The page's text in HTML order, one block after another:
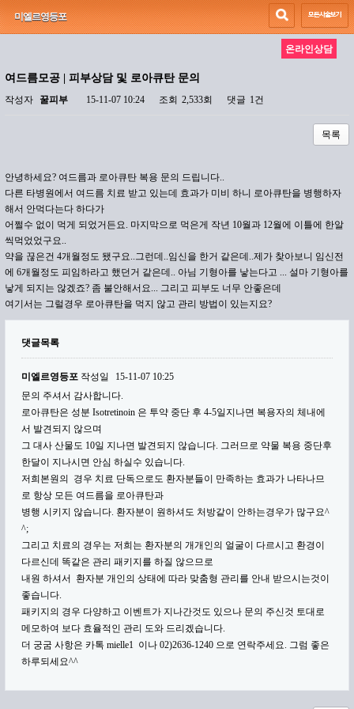
미엘르영등포
온라인상담
여드름모공 | 피부상담 및 로아큐탄 문의
작성자 꿀피부 15-11-07 10:24 조회 2,533회 댓글 1건
목록
안녕하세요? 여드름과 로아큐탄 복용 문의 드립니다..
다른 타병원에서 여드름 치료 받고 있는데 효과가 미비 하니 로아큐탄을 병행하자
해서 안먹다는다 하다가
어쩔수 없이 먹게 되었거든요. 마지막으로 먹은게 작년 10월과 12월에 이틀에 한알
씩먹었었구요..
약을 끊은건 4개월정도 됐구요..그런데..임신을 한거 같은데..제가 찾아보니 임신전
에 6개월정도 피임하라고 했던거 같은데.. 아님 기형아를 낳는다고 ... 설마 기형아를
낳게 되지는 않겠죠? 좀 불안해서요... 그리고 피부도 너무 안좋은데
여기서는 그럴경우 로아큐탄을 먹지 않고 관리 방법이 있는지요?
댓글목록
미엘르영등포 작성일
15-11-07 10:25
문의 주셔서 감사합니다.
로아큐탄은 성분 Isotretinoin 은 투약 중단 후 4-5일지나면 복용자의 체내에
서 발견되지 않으며
그 대사 산물도 10일 지나면 발견되지 않습니다. 그러므로 약물 복용 중단후
한달이 지나시면 안심 하실수 있습니다.
저희본원의 경우 치료 단독으로도 환자분들이 만족하는 효과가 나타나므
로 항상 모든 여드름을 로아큐탄과
병행 시키지 않습니다. 환자분이 원하셔도 처방같이 안하는경우가 많구요^
^;
그리고 치료의 경우는 저희는 환자분의 개개인의 얼굴이 다르시고 환경이
다르신데 똑같은 관리 패키지를 하질 않으므로
내원 하셔서 환자분 개인의 상태에 따라 맞춤형 관리를 안내 받으시는것이
좋습니다.
패키지의 경우 다양하고 이벤트가 지나간것도 있으나 문의 주신것 토대로
메모하여 보다 효율적인 관리 도와 드리겠습니다.
더 궁굼 사항은 카톡 mielle1 이나 02)2636-1240 으로 연락주세요. 그럼 좋은
하루되세요^^